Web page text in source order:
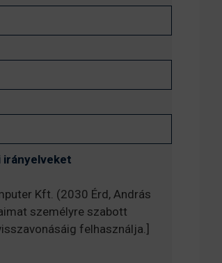
irányelveket
Kft. (2030 Érd, András
személyre szabott
felhasználja.]